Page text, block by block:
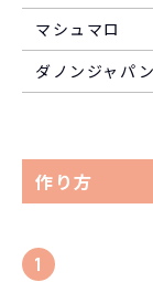
マシュマロ
ダノンジャパ
作り方
1